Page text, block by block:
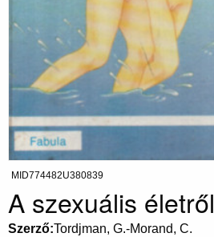
MID774482U380839
A szexuális életről
Szerző Tordjman, G.-Morand, C.